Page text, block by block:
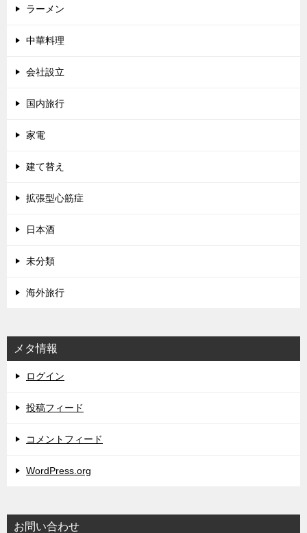
ラーメン
中華料理
会社設立
国内旅行
家電
建て替え
拡張型心筋症
日本酒
未分類
海外旅行
メタ情報
ログイン
投稿フィード
コメントフィード
WordPress.org
お問い合わせ